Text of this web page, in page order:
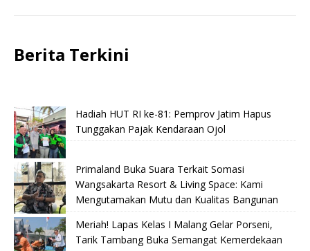
Berita Terkini
Hadiah HUT RI ke-81: Pemprov Jatim Hapus
Tunggakan Pajak Kendaraan Ojol
Primaland Buka Suara Terkait Somasi
Wangsakarta Resort & Living Space: Kami
Mengutamakan Mutu dan Kualitas Bangunan
Meriah! Lapas Kelas I Malang Gelar Porseni,
Tarik Tambang Buka Semangat Kemerdekaan